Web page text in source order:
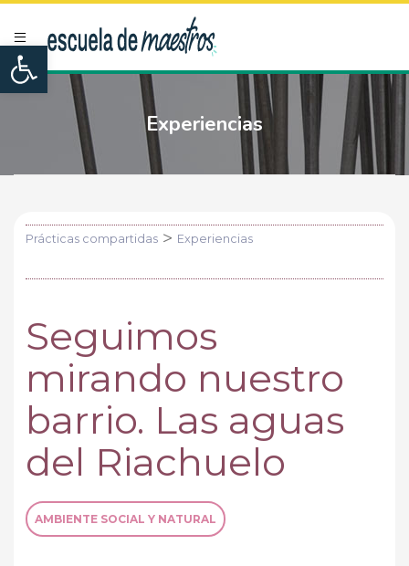
Open toolbar
Experiencias
Prácticas compartidas> Experiencias
Seguimos
mirando nuestro
barrio. Las aguas
del Riachuelo
AMBIENTE SOCIAL Y NATURAL